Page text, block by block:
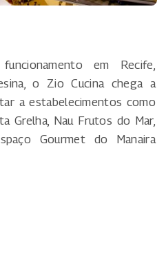
em Recife,
o Zio Cucina chega a
a estabelecimentos como
Grelha, Nau Frutos do Mar,
Gourmet do Manaira